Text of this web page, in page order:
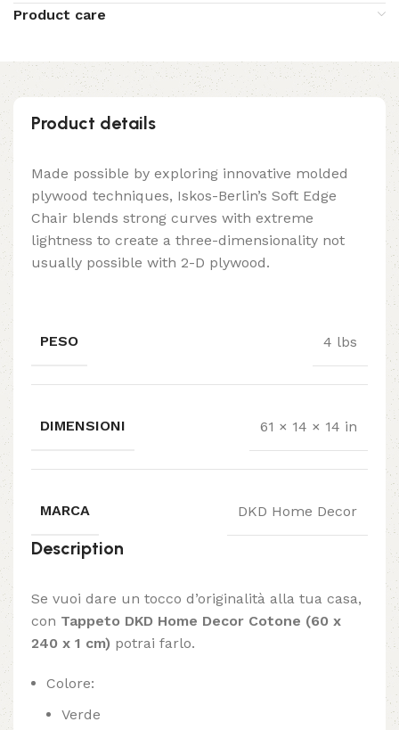
Product care
Product details
Made possible by exploring innovative molded
plywood techniques, Iskos-Berlin’s Soft Edge
Chair blends strong curves with extreme
lightness to create a three-dimensionality not
usually possible with 2-D plywood.
PESO 4 lbs
DIMENSIONI 61 × 14 × 14 in
MARCA DKD Home Decor
Description
Se vuoi dare un tocco d’originalità alla tua casa,
con Tappeto DKD Home Decor Cotone (60 x
240 x 1 cm) potrai farlo.
Colore:
Verde